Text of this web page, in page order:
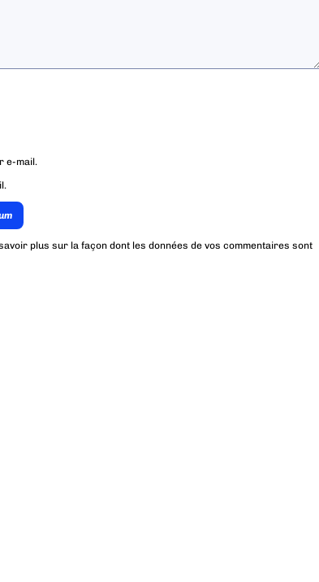
e-mail.
plus sur la façon dont les données de vos commentaires sont